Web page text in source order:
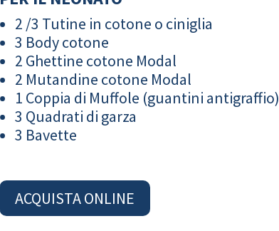
2 /3 Tutine in cotone o ciniglia
3 Body cotone
2 Ghettine cotone Modal
2 Mutandine cotone Modal
1 Coppia di Muffole (guantini antigraffio)
3 Quadrati di garza
3 Bavette
ACQUISTA ONLINE